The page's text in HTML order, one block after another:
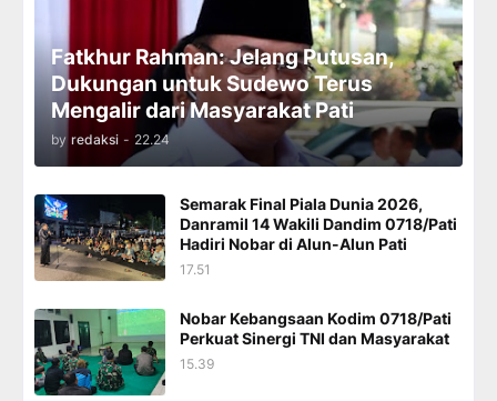
Fatkhur Rahman: Jelang Putusan,
Dukungan untuk Sudewo Terus
Mengalir dari Masyarakat Pati
by redaksi - 22.24
Semarak Final Piala Dunia 2026,
Danramil 14 Wakili Dandim 0718/Pati
Hadiri Nobar di Alun-Alun Pati
17.51
Nobar Kebangsaan Kodim 0718/Pati
Perkuat Sinergi TNI dan Masyarakat
15.39